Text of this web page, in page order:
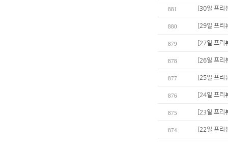
881 [30일 프리
880 [29일 프리
879 [27일 프리
878 [26일 프리
877 [25일 프리
876 [24일 프리
875 [23일 프리
874 [22일 프리